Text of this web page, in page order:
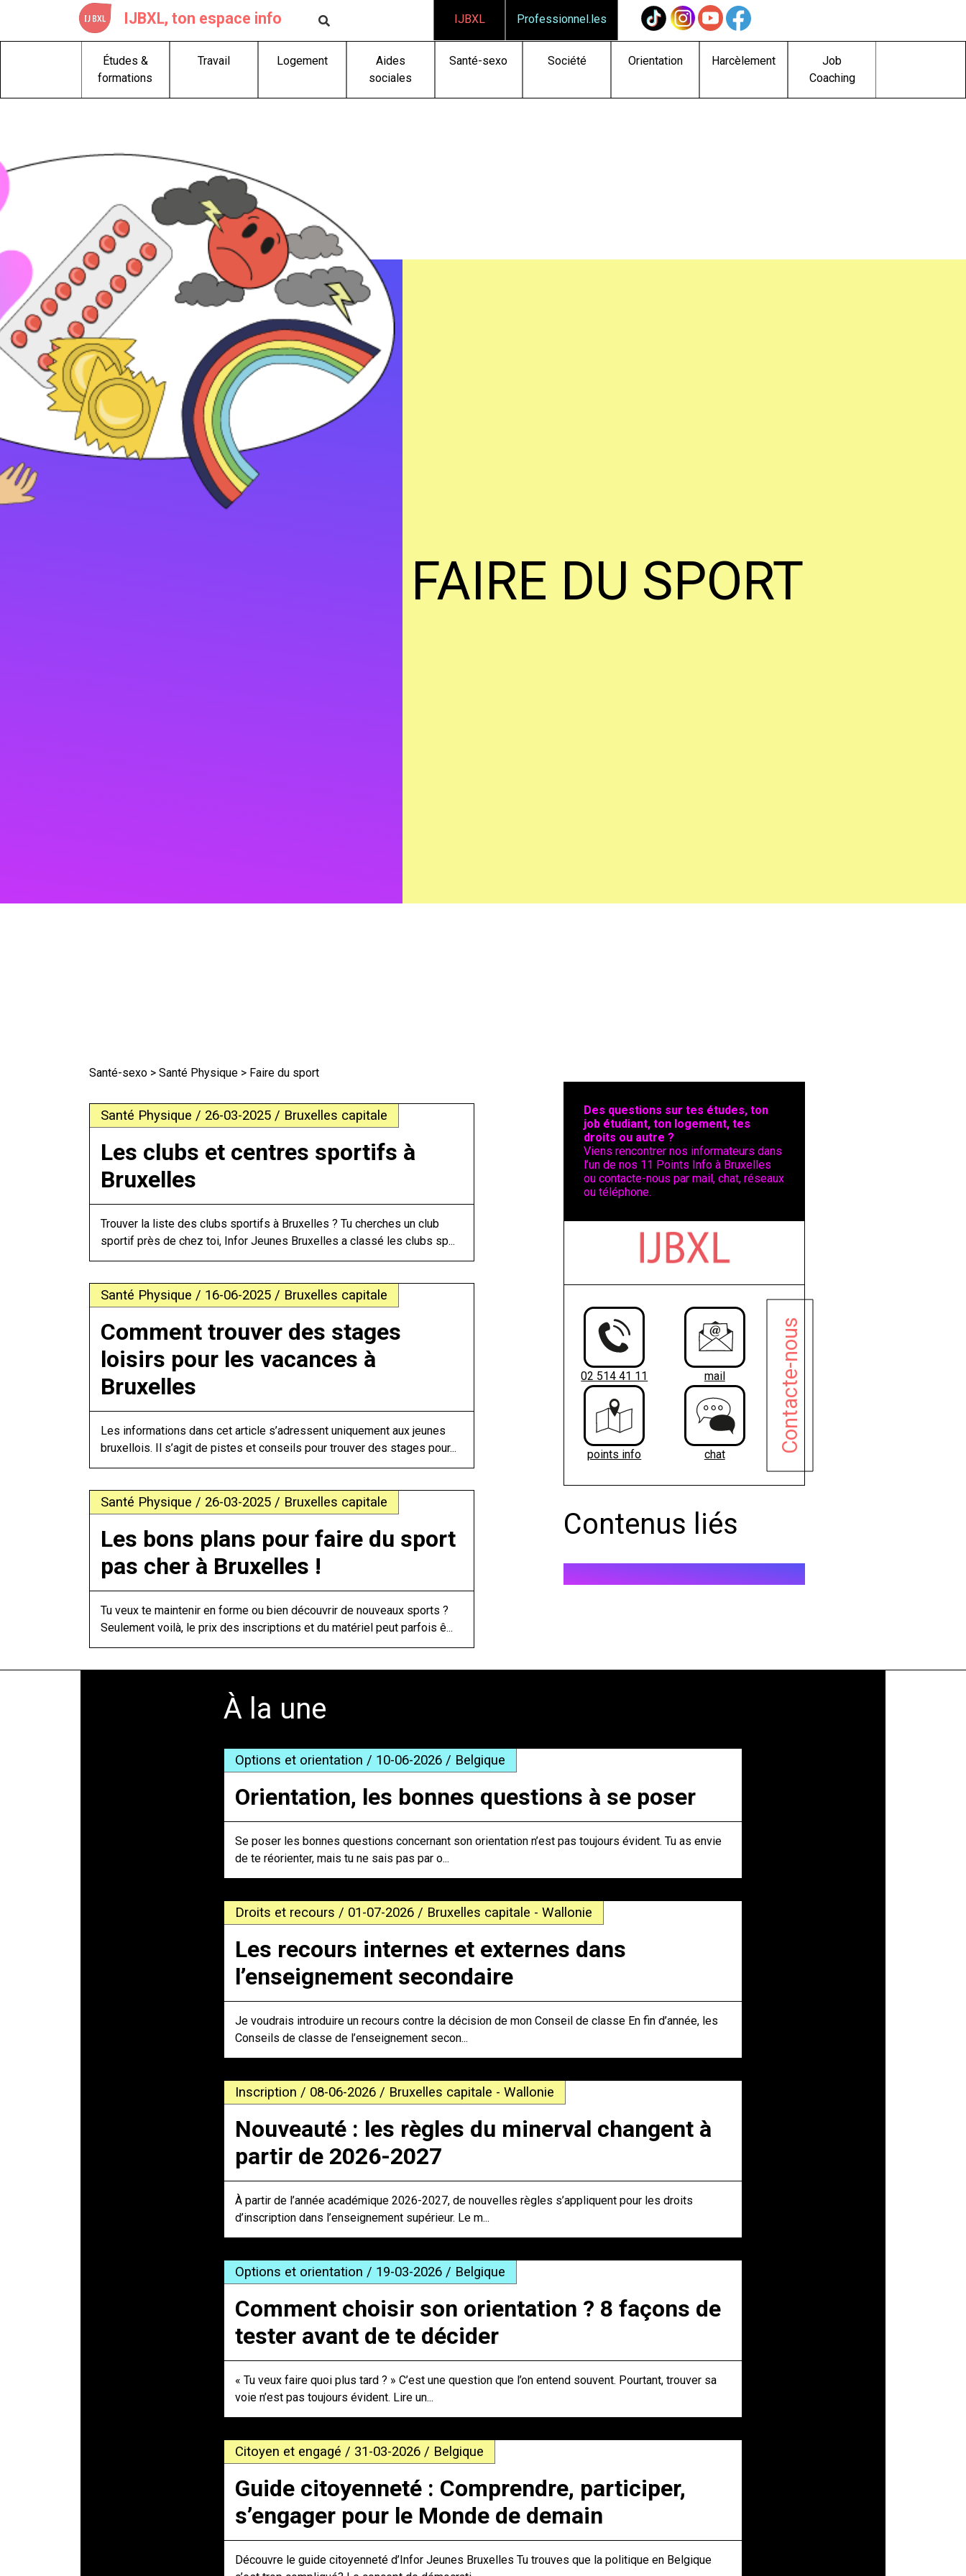
content
IJBXL, ton espace info IJBXL Professionnel.les
Études &
formations
Travail Logement
Aides
sociales
Santé-sexo Société Orientation Harcèlement
Job
Coaching
FAIRE DU SPORT
Santé-sexo > Santé Physique > Faire du sport
Santé Physique / 26-03-2025 / Bruxelles capitale
Les clubs et centres sportifs à
Bruxelles
Trouver la liste des clubs sportifs à Bruxelles ? Tu cherches un club
sportif près de chez toi, Infor Jeunes Bruxelles a classé les clubs sp...
Santé Physique / 16-06-2025 / Bruxelles capitale
Comment trouver des stages
loisirs pour les vacances à
Bruxelles
Les informations dans cet article s’adressent uniquement aux jeunes
bruxellois. Il s’agit de pistes et conseils pour trouver des stages pour...
Santé Physique / 26-03-2025 / Bruxelles capitale
Les bons plans pour faire du sport
pas cher à Bruxelles !
Tu veux te maintenir en forme ou bien découvrir de nouveaux sports ?
Seulement voilà, le prix des inscriptions et du matériel peut parfois ê...
Des questions sur tes études, ton
job étudiant, ton logement, tes
droits ou autre ?
Viens rencontrer nos informateurs dans
l’un de nos 11 Points Info à Bruxelles
ou contacte-nous par mail, chat, réseaux
ou téléphone.
02 514 41 11 mail
points info chat
Contacte-nous
Contenus liés
À la une
Options et orientation / 10-06-2026 / Belgique
Orientation, les bonnes questions à se poser
Se poser les bonnes questions concernant son orientation n’est pas toujours évident. Tu as envie
de te réorienter, mais tu ne sais pas par o...
Droits et recours / 01-07-2026 / Bruxelles capitale - Wallonie
Les recours internes et externes dans
l’enseignement secondaire
Je voudrais introduire un recours contre la décision de mon Conseil de classe En fin d’année, les
Conseils de classe de l’enseignement secon...
Inscription / 08-06-2026 / Bruxelles capitale - Wallonie
Nouveauté : les règles du minerval changent à
partir de 2026-2027
À partir de l’année académique 2026-2027, de nouvelles règles s’appliquent pour les droits
d’inscription dans l’enseignement supérieur. Le m...
Options et orientation / 19-03-2026 / Belgique
Comment choisir son orientation ? 8 façons de
tester avant de te décider
« Tu veux faire quoi plus tard ? » C’est une question que l’on entend souvent. Pourtant, trouver sa
voie n’est pas toujours évident. Lire un...
Citoyen et engagé / 31-03-2026 / Belgique
Guide citoyenneté : Comprendre, participer,
s’engager pour le Monde de demain
Découvre le guide citoyenneté d’Infor Jeunes Bruxelles Tu trouves que la politique en Belgique